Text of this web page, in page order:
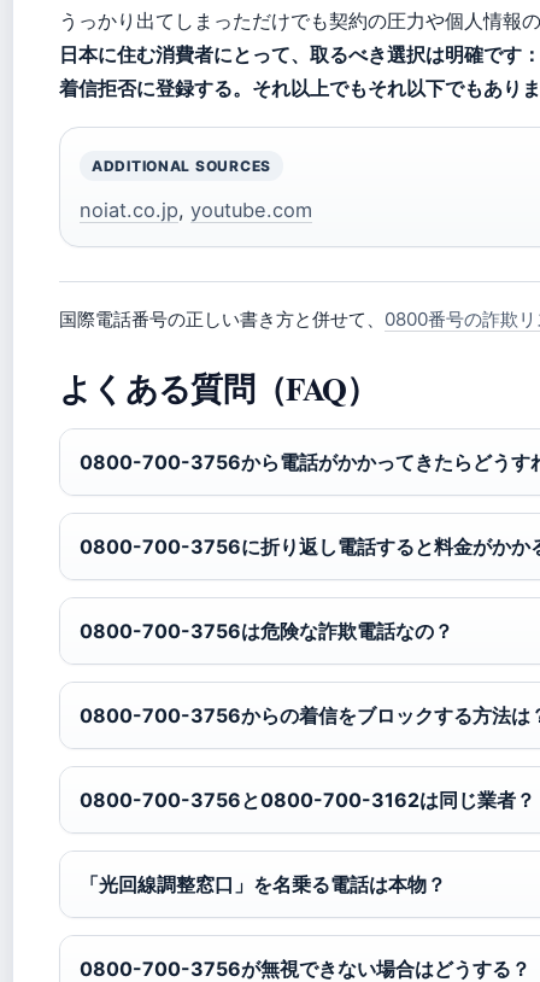
うっかり出てしまっただけでも契約の圧力や個人情報
日本に住む消費者にとって、取るべき選択は明確です
着信拒否に登録する。それ以上でもそれ以下でもあり
ADDITIONAL SOURCES
noiat.co.jp, youtube.com
国際電話番号の正しい書き方と併せて、 0800番号の詐欺
よくある質問（FAQ）
0800-700-3756から電話がかかってきたらどうす
0800-700-3756に折り返し電話すると料金がかか
0800-700-3756は危険な詐欺電話なの？
0800-700-3756からの着信をブロックする方法は
0800-700-3756と0800-700-3162は同じ業者？
「光回線調整窓口」を名乗る電話は本物？
0800-700-3756が無視できない場合はどうする？